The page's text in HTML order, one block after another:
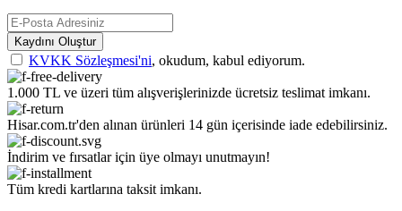
Kaydını Oluştur
KVKK Sözleşmesi'ni, okudum, kabul ediyorum.
1.000 TL ve üzeri tüm alışverişlerinizde ücretsiz teslimat imkanı.
Hisar.com.tr'den alınan ürünleri 14 gün içerisinde iade edebilirsiniz.
İndirim ve fırsatlar için üye olmayı unutmayın!
Tüm kredi kartlarına taksit imkanı.